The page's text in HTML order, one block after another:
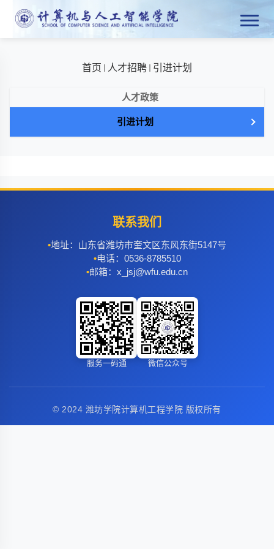
首页 人才招聘 引进计划
人才政策
引进计划
联系我们
地址：山东省潍坊市奎文区东风东街5147号
电话：0536-8785510
邮箱：x_jsj@wfu.edu.cn
服务一码通 微信公众号
© 2024 潍坊学院计算机工程学院 版权所有